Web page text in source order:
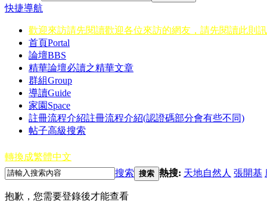
快捷導航
歡迎來訪請先閱讀歡迎各位來訪的網友，請先閱讀此則
首頁Portal
論壇BBS
精華論壇必讀之精華文章
群組Group
導讀Guide
家園 Space
註冊流程介紹註冊流程介紹(認證碼部分會有些不同)
帖子高級搜索
轉換成繁體中文
搜索 搜索 熱搜: 天地自然人 張開基
抱歉，您需要登錄後才能查看